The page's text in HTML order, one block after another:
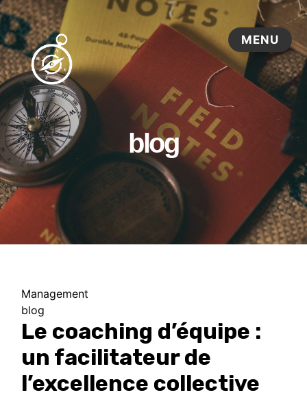
blog
Management
blog
Le coaching d’équipe :
un facilitateur de
l’excellence collective